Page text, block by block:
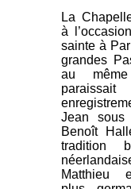
La
à
sainte à
grandes
au
Jean
Benoît
tradition
Matthieu